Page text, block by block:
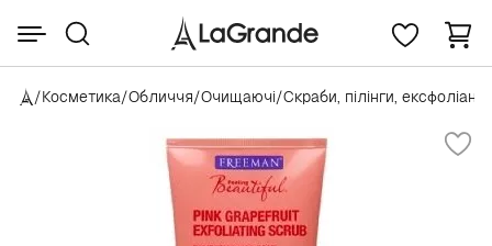
/Косметика/Обличчя/Очищаючі/Скраби, пілінги, ексфоліанти